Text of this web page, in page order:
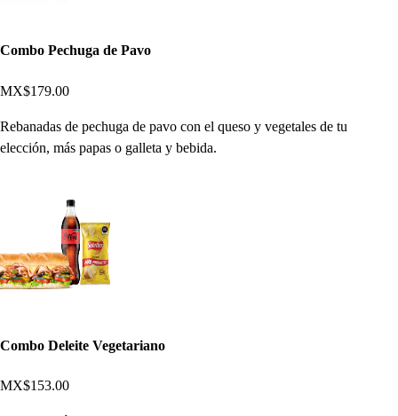
Combo Pechuga de Pavo
MX$179.00
Rebanadas de pechuga de pavo con el queso y vegetales de tu
elección, más papas o galleta y bebida.
Combo Deleite Vegetariano
MX$153.00